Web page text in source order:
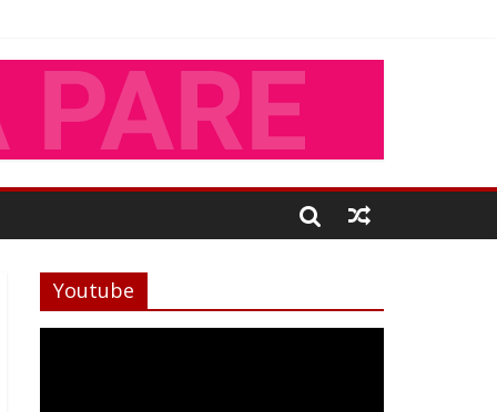
Youtube